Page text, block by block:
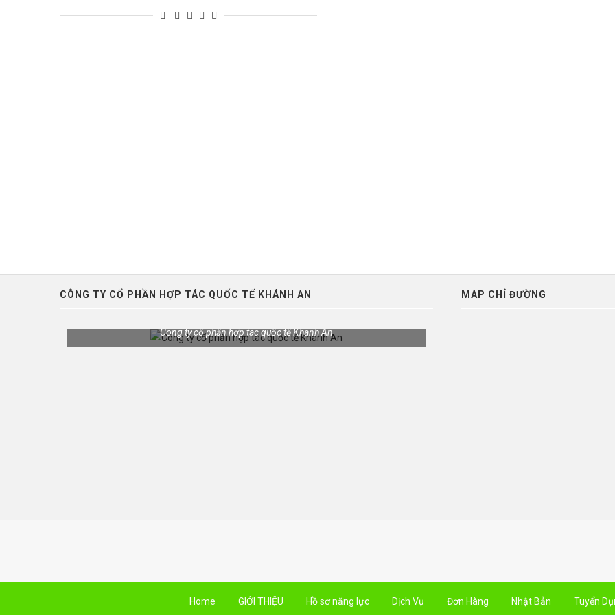
CÔNG TY CỔ PHẦN HỢP TÁC QUỐC TẾ KHÁNH AN
Công ty cổ phần hợp tác quốc tế Khánh An
MAP CHỈ ĐƯỜNG
Home GIỚI THIỆU Hồ sơ năng lực Dịch Vụ Đơn Hàng Nhật Bản Tuyển